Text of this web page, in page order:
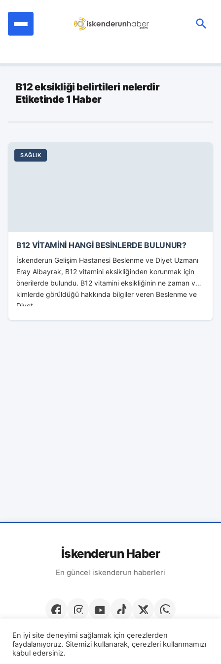
B12 eksikliği belirtileri nelerdir
Etiketinde 1 Haber
SAĞLIK
B12 VİTAMİNİ HANGİ BESİNLERDE BULUNUR?
İskenderun Gelişim Hastanesi Beslenme ve Diyet Uzmanı
Eray Albayrak, B12 vitamini eksikliğinden korunmak için
önerilerde bulundu. B12 vitamini eksikliğinin ne zaman ve
kimlerde görüldüğü hakkında bilgiler veren Beslenme ve
Diyet...
İskenderun Haber
En güncel iskenderun haberleri
En iyi site deneyimi sağlamak için çerezlerden
faydalanıyoruz. Sitemizi kullanarak, çerezleri kullanmamızı
kabul edersiniz.